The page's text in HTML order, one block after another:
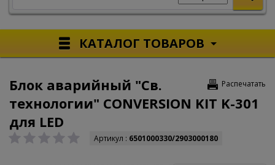
КАТАЛОГ ТОВАРОВ
Распечатать
Блок аварийный "Св.
технологии" CONVERSION KIT K-301
для LED
Артикул : 6501000330/2903000180